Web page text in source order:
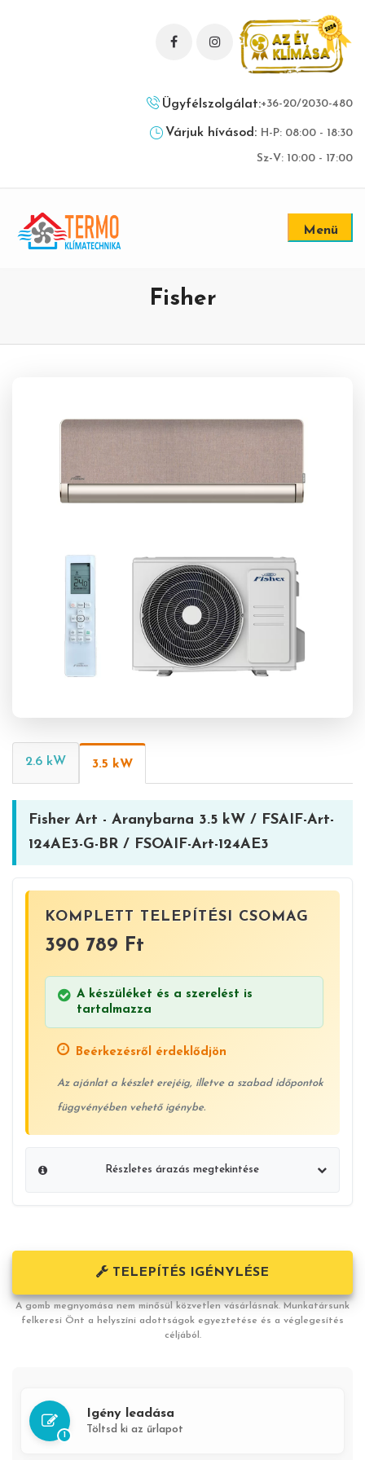
Ügyfélszolgálat:+36-20/2030-480
Várjuk hívásod: H-P: 08:00 - 18:30
Sz-V: 10:00 - 17:00
Menü
Fisher
2.6 kW 3.5 kW
Fisher Art - Aranybarna 3.5 kW / FSAIF-Art-
124AE3-G-BR / FSOAIF-Art-124AE3
KOMPLETT TELEPÍTÉSI CSOMAG
390 789 Ft
A készüléket és a szerelést is
tartalmazza
Beérkezésről érdeklődjön
Az ajánlat a készlet erejéig, illetve a szabad időpontok
függvényében vehető igénybe.
Részletes árazás megtekintése
Összesen: 390 789 Ft
1 db Split rendszerű légkondicionáló berendezés üzembe
helyezését
TELEPÍTÉS IGÉNYLÉSE
A gomb megnyomása nem minősül közvetlen vásárlásnak. Munkatársunk
felkeresi Önt a helyszíni adottságok egyeztetése és a véglegesítés
céljából.
1
Igény leadása
Töltsd ki az űrlapot